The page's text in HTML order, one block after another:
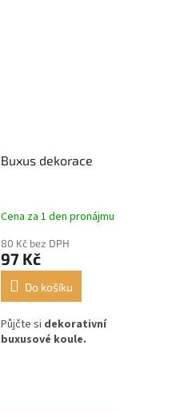
Buxus dekorace
Cena za 1 den pronájmu
80 Kč bez DPH
97 Kč
Do košíku
Půjčte si dekorativní
buxusové koule.